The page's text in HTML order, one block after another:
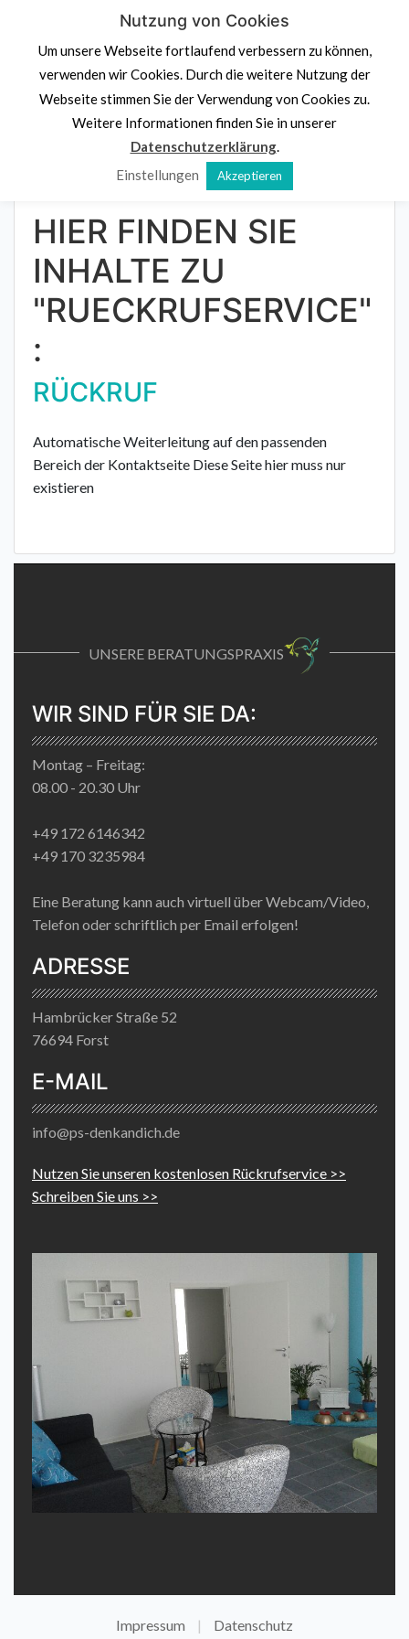
content
Denk an dich
Psychologische Beratung,
Potenzialentdeckung
Navigation klicken
Rückrufservice
HIER FINDEN SIE
INHALTE ZU
"RUECKRUFSERVICE"
:
RÜCKRUF
Automatische Weiterleitung auf den passenden
Bereich der Kontaktseite Diese Seite hier muss nur
existieren
UNSERE BERATUNGSPRAXIS
WIR SIND FÜR SIE DA:
Montag – Freitag:
08.00 - 20.30 Uhr
+49 172 6146342
+49 170 3235984
Eine Beratung kann auch virtuell über Webcam/Video,
Telefon oder schriftlich per Email erfolgen!
ADRESSE
Hambrücker Straße 52
76694 Forst
E-MAIL
info@ps-denkandich.de
Nutzen Sie unseren kostenlosen Rückrufservice >>
Schreiben Sie uns >>
Impressum Datenschutz
Nutzung von Cookies
Um unsere Webseite fortlaufend verbessern zu können,
verwenden wir Cookies. Durch die weitere Nutzung der
Webseite stimmen Sie der Verwendung von Cookies zu.
Weitere Informationen finden Sie in unserer
Datenschutzerklärung.
Einstellungen
Akzeptieren